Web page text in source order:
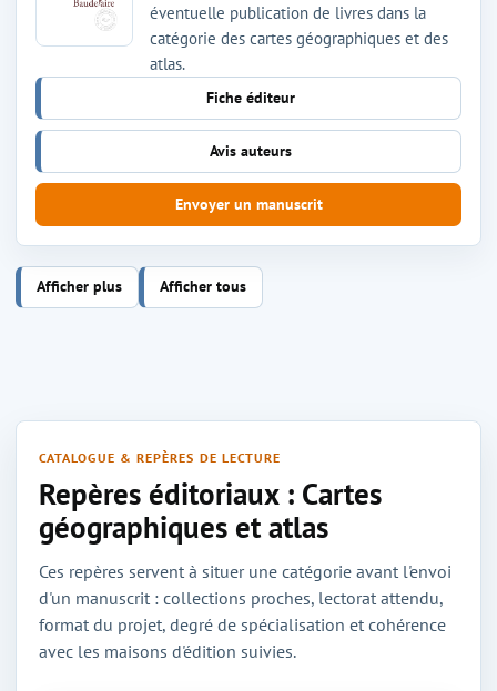
éventuelle publication de livres dans la
catégorie des cartes géographiques et des
atlas.
Fiche éditeur
Avis auteurs
Envoyer un manuscrit
Afficher plus Afficher tous
CATALOGUE & REPÈRES DE LECTURE
Repères éditoriaux : Cartes
géographiques et atlas
Ces repères servent à situer une catégorie avant l'envoi
d'un manuscrit : collections proches, lectorat attendu,
format du projet, degré de spécialisation et cohérence
avec les maisons d'édition suivies.